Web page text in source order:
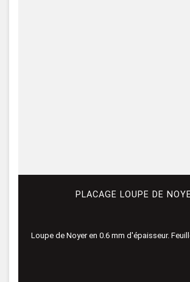
PLACAGE LOUPE DE
Loupe de Noyer en 0.6 mm d'épaisseur.